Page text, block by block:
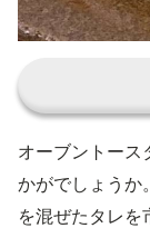
オーブントース
かがでしょうか
を混ぜたタレを